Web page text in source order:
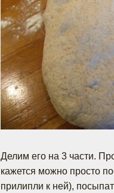
Делим его на 3 части.
кажется можно просто
прилипли к ней),